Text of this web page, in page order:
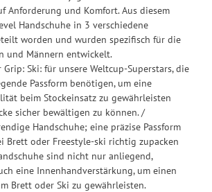
und jederzeit für die Zukunft widerrufen.
Anforderung und Komfort. Aus diesem
Handschuhe in 3 verschiedene
worden und wurden spezifisch für die
und Männern entwickelt.
Grip: Ski: für unsere Weltcup-Superstars, die
Passform benötigen, um eine
beim Stockeinsatz zu gewährleisten
sicher bewältigen zu können. /
Handschuhe; eine präzise Passform
Brett oder Freestyle-ski richtig zupacken
sind nicht nur anliegend,
eine Innenhandverstärkung, um einen
Brett oder Ski zu gewährleisten.